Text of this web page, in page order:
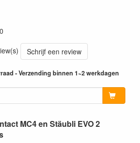
Schrijf een review
- Verzending binnen 1~2 werkdagen
MC4 en Stäubli EVO 2